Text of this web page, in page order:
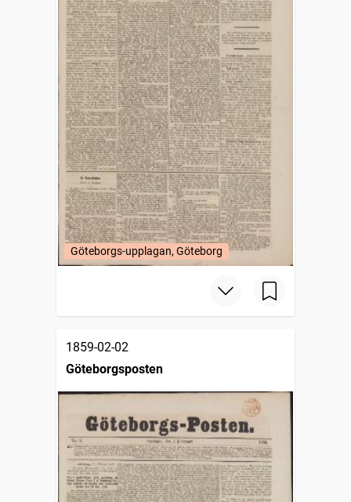
Göteborgs-upplagan, Göteborg
1859-02-02
Göteborgsposten